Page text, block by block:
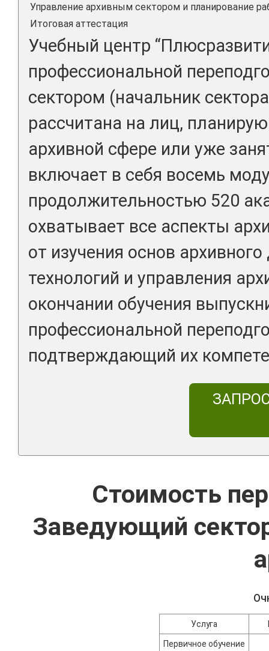
Управление архивным сектором и планирование
Итоговая аттестация
Учебный центр
профессиональной
сектором (начальник
рассчитана на лиц,
архивной сфере или уже
включает в себя восемь
продолжительностью 520
охватывает все аспекты
от изучения основ
технологий и управления
окончании обучения
профессиональной
подтверждающий их
Стоимость
Заведующий
Услуга
Первичное обучение